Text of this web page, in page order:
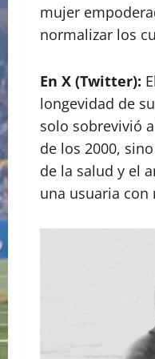
mujer
normalizar los
En X (Twitter):
longevidad de
solo sobrevivió
de los 2000,
de la salud y el
una usuaria con